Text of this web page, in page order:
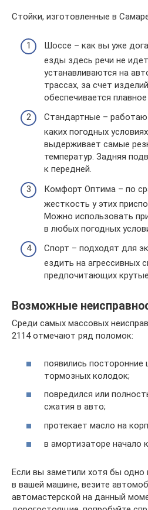
Стойки, изготовленные в
Шоссе – как вы уже
езды здесь речи не
устанавливаются на
трассах, за счет
обеспечивается
Стандартные –
каких погодных
выдерживает самые
температур. Задняя
к передней.
Комфорт Оптима – по
жесткость у этих
Можно использовать
в любых погодных
Спорт – подходят для
ездить на агрессивных
предпочитающих
Возможные
Среди самых массовых
2114 отмечают ряд поломок:
появились
тормозных колодок;
повредился или
сжатия в авто;
протекает масло на
в амортизаторе начало
Если вы заметили хотя бы одно
в вашей машине, везите
автомастерской на данный